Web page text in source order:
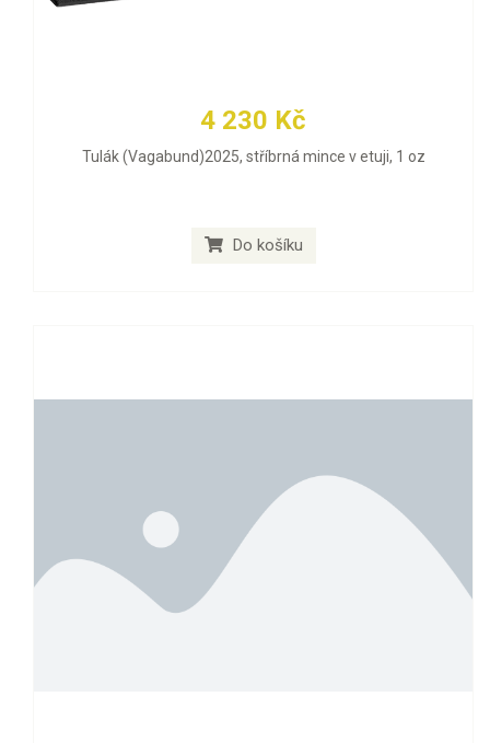
4 230 Kč
Tulák (Vagabund)2025, stříbrná mince v etuji, 1 oz
Do košíku